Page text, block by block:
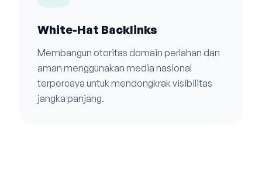
White-Hat Backlinks
Membangun otoritas domain perlahan dan
aman menggunakan media nasional
terpercaya untuk mendongkrak visibilitas
jangka panjang.